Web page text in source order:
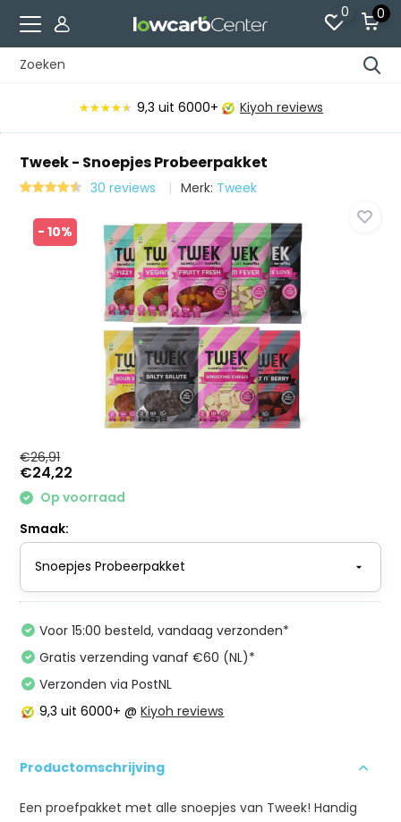
0 0
★★★★★
★★★★★ 9,3 uit 6000+ Kiyoh reviews
Tweek - Snoepjes Probeerpakket
30 reviews Merk: Tweek
- 10%
€26,91
€24,22
Op voorraad
Smaak:
Voor 15:00 besteld, vandaag verzonden*
Gratis verzending vanaf €60 (NL)*
Verzonden via PostNL
9,3 uit 6000+ @Kiyoh reviews
Productomschrijving
Een proefpakket met alle snoepjes van Tweek! Handig